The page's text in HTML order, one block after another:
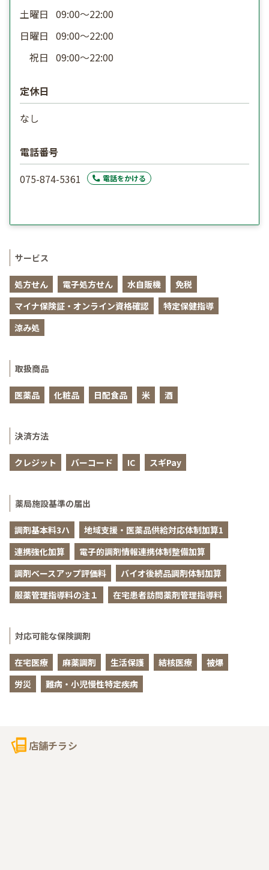
土曜日 09:00〜22:00
日曜日 09:00〜22:00
祝日 09:00〜22:00
定休日
なし
電話番号
075-874-5361
電話をかける
サービス
処方せん 電子処方せん 水自販機
免税
マイナ保険証・オンライン資格確認
特定保健指導
涼み処
取扱商品
医薬品 化粧品 日配食品 米 酒
決済方法
クレジット バーコード IC スギPay
薬局施設基準の届出
調剤基本料3ハ
地域支援・医薬品供給対応体制加算1
連携強化加算
電子的調剤情報連携体制整備加算
調剤ベースアップ評価料
バイオ後続品調剤体制加算
服薬管理指導料の注１
在宅患者訪問薬剤管理指導料
対応可能な保険調剤
在宅医療 麻薬調剤 生活保護 結核医療
被爆
労災
難病・小児慢性特定疾病
店舗チラシ